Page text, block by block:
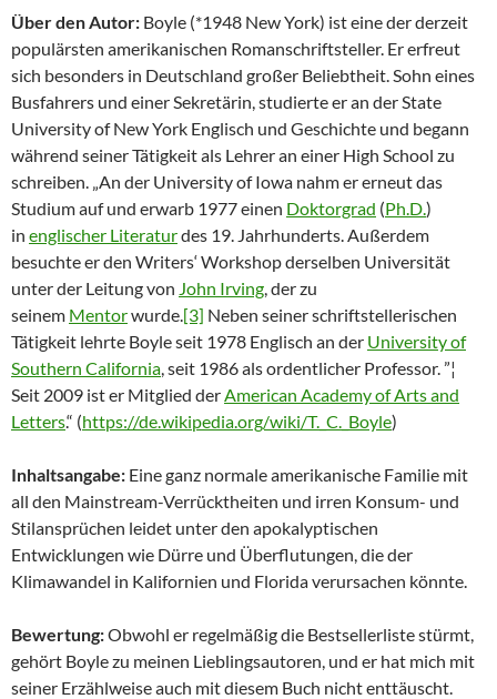
Über den Autor: Boyle (*1948 New York) ist eine der derzeit
populärsten amerikanischen Romanschriftsteller. Er erfreut
sich besonders in Deutschland großer Beliebtheit. Sohn eines
Busfahrers und einer Sekretärin, studierte er an der State
University of New York Englisch und Geschichte und begann
während seiner Tätigkeit als Lehrer an einer High School zu
schreiben. „An der University of Iowa nahm er erneut das
Studium auf und erwarb 1977 einen Doktorgrad (Ph.D.)
in englischer Literaturdes 19. Jahrhunderts. Außerdem
besuchte er den Writers‘ Workshop derselben Universität
unter der Leitung von John Irving , der zu
seinem Mentorwurde. [3] Neben seiner schriftstellerischen
Tätigkeit lehrte Boyle seit 1978 Englisch an der University of
Southern California , seit 1986 als ordentlicher Professor. ”¦
Seit 2009 ist er Mitglied der American Academy of Arts and
Letters.“ (https://de.wikipedia.org/wiki/T._C._Boyle)
Inhaltsangabe: Eine ganz normale amerikanische Familie mit
all den Mainstream-Verrücktheiten und irren Konsum- und
Stilansprüchen leidet unter den apokalyptischen
Entwicklungen wie Dürre und Überflutungen, die der
Klimawandel in Kalifornien und Florida verursachen könnte.
Bewertung:Obwohl er regelmäßig die Bestsellerliste stürmt,
gehört Boyle zu meinen Lieblingsautoren, und er hat mich mit
seiner Erzählweise auch mit diesem Buch nicht enttäuscht.